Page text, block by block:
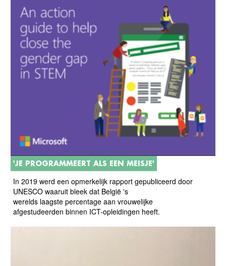
'JE PROGRAMMEERT ALS EEN MEISJE'
In 2019 werd een opmerkelijk rapport gepubliceerd door
UNESCO waaruit bleek dat België 's
werelds laagste percentage aan vrouwelijke
afgestudeerden binnen ICT-opleidingen heeft.